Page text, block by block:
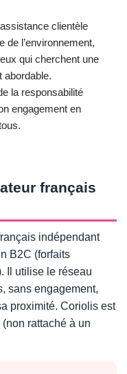
clientèle
de l’environnement,
qui cherchent une
abordable.
la responsabilité
engagement en
français
indépendant
B2C (forfaits
Il utilise le réseau
sans engagement,
proximité. Coriolis est
rattaché à un